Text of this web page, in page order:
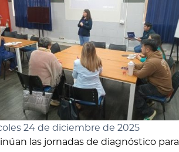
24 de diciembre de 2025
las jornadas de diagnóstico para